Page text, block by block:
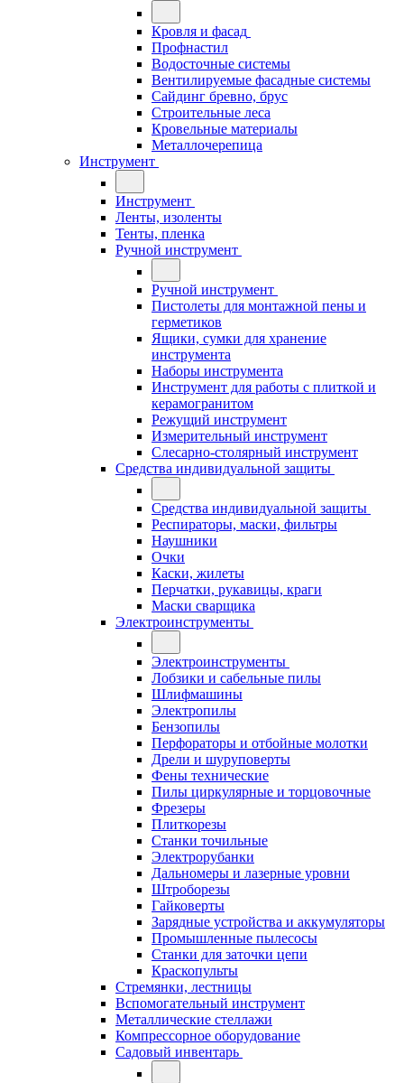
Кровля и фасад
Профнастил
Водосточные системы
Вентилируемые фасадные системы
Сайдинг бревно, брус
Строительные леса
Кровельные материалы
Металлочерепица
Инструмент
Инструмент
Ленты, изоленты
Тенты, пленка
Ручной инструмент
Ручной инструмент
Пистолеты для монтажной пены и
герметиков
Ящики, сумки для хранение
инструмента
Наборы инструмента
Инструмент для работы с плиткой и
керамогранитом
Режущий инструмент
Измерительный инструмент
Слесарно-столярный инструмент
Средства индивидуальной защиты
Средства индивидуальной защиты
Респираторы, маски, фильтры
Наушники
Очки
Каски, жилеты
Перчатки, рукавицы, краги
Маски сварщика
Электроинструменты
Электроинструменты
Лобзики и сабельные пилы
Шлифмашины
Электропилы
Бензопилы
Перфораторы и отбойные молотки
Дрели и шуруповерты
Фены технические
Пилы циркулярные и торцовочные
Фрезеры
Плиткорезы
Станки точильные
Электрорубанки
Дальномеры и лазерные уровни
Штроборезы
Гайковерты
Зарядные устройства и аккумуляторы
Промышленные пылесосы
Станки для заточки цепи
Краскопульты
Стремянки, лестницы
Вспомогательный инструмент
Металлические стеллажи
Компрессорное оборудование
Садовый инвентарь